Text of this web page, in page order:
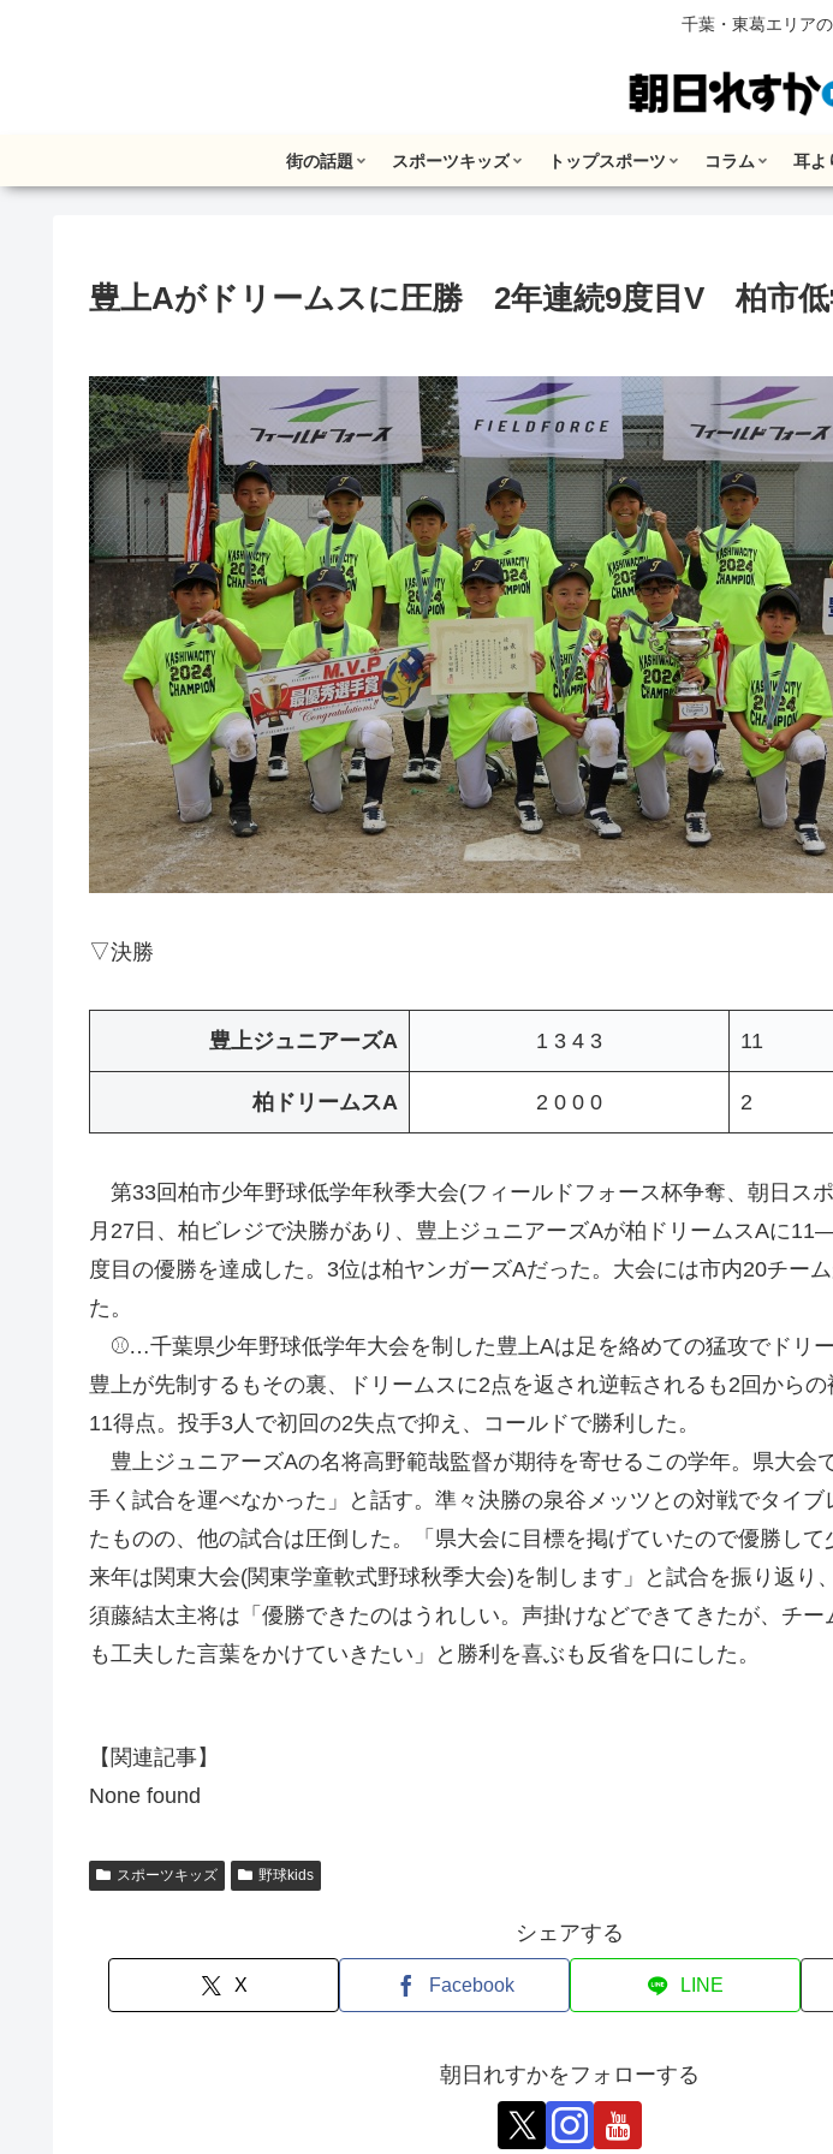
千葉・東葛エリア
街の話題 スポーツキッズ トップスポーツ コラム 耳よ
豊上Aがドリームスに圧勝 2年連続9度目V 柏市低
▽決勝
豊上ジュニアーズA 1 3 4 3 11
柏ドリームスA 2 0 0 0 2
第33回柏市少年野球低学年秋季大会(フィールドフォース杯争奪、朝日ス
月27日、柏ビレジで決勝があり、豊上ジュニアーズAが柏ドリームスAに
度目の優勝を達成した。3位は柏ヤンガーズAだった。大会には市内20チー
た。
⚾…千葉県少年野球低学年大会を制した豊上Aは足を絡めての猛攻でドリー
豊上が先制するもその裏、ドリームスに2点を返され逆転されるも2回から
11得点。投手3人で初回の2失点で抑え、コールドで勝利した。
豊上ジュニアーズAの名将高野範哉監督が期待を寄せるこの学年。県大会
手く試合を運べなかった」と話す。準々決勝の泉谷メッツとの対戦でタイブ
たものの、他の試合は圧倒した。「県大会に目標を掲げていたので優勝して
来年は関東大会(関東学童軟式野球秋季大会)を制します」と試合を振り返り
須藤結太主将は「優勝できたのはうれしい。声掛けなどできてきたが、チー
も工夫した言葉をかけていきたい」と勝利を喜ぶも反省を口にした。
【関連記事】
None found
スポーツキッズ 野球kids
シェアする
X Facebook LINE
朝日れすかをフォローする